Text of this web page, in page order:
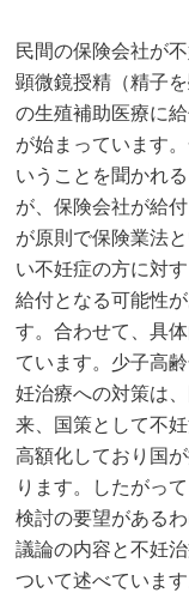
民間の保険会社が
顕微鏡授精（精子
の生殖補助医療に
が始まっています
いうことを聞かれ
が、保険会社が給
が原則で保険業法
い不妊症の方に対
給付となる可能性
す。合わせて、具
ています。少子高
妊治療への対策は
来、国策として不
高額化しており国
ります。したがっ
検討の要望がある
議論の内容と不妊
ついて述べていま